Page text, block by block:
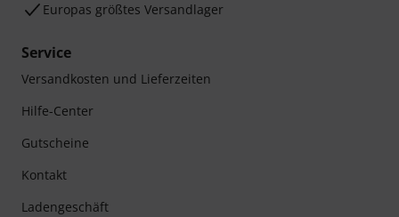
Europas größtes Versandlager
Service
Versandkosten und Lieferzeiten
Hilfe-Center
Gutscheine
Kontakt
Ladengeschäft